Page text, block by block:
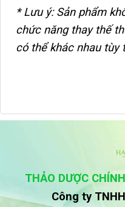
* Lưu ý: Sản phẩm
chức năng thay thế
có thể khác nhau tùy
THẢO DƯỢC
Công ty